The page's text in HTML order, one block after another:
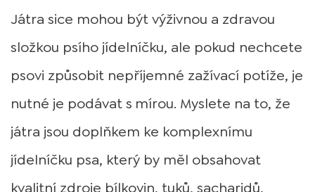
Játra sice mohou být výživnou a zdravou
složkou psího jídelníčku, ale pokud nechcete
psovi způsobit nepříjemné zažívací potíže, je
nutné je podávat s mírou. Myslete na to, že
játra jsou doplňkem ke komplexnímu
jídelníčku psa, který by měl obsahovat
kvalitní zdroje bílkovin, tuků, sacharidů,